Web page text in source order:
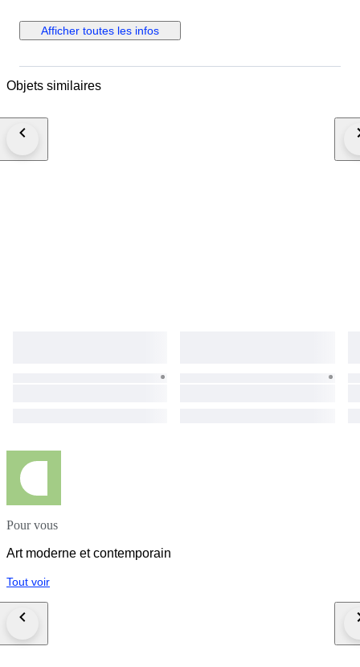
en Europe et dans le monde entier. Le tableau a été créée dans les
meilleures traditions de la peinture européenne. Une belle combinaison
listée et enregistrée dans les guides d'art officiels. Cote en salles des
et unique. Vendu avec le certificat d'authenticité signé par l’artiste. Envoi
Afficher toutes les infos
Objets similaires
Pour vous
Art moderne et contemporain
Tout voir